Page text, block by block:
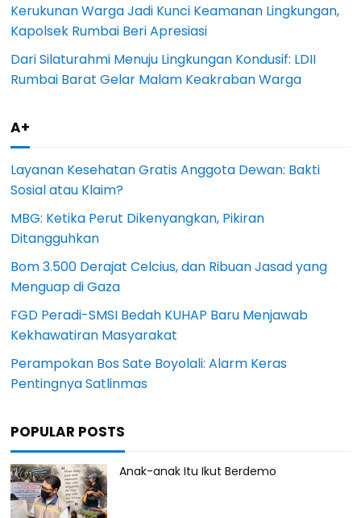
Kerukunan Warga Jadi Kunci Keamanan Lingkungan,
Kapolsek Rumbai Beri Apresiasi
Dari Silaturahmi Menuju Lingkungan Kondusif: LDII
Rumbai Barat Gelar Malam Keakraban Warga
A+
Layanan Kesehatan Gratis Anggota Dewan: Bakti
Sosial atau Klaim?
MBG: Ketika Perut Dikenyangkan, Pikiran
Ditangguhkan
Bom 3.500 Derajat Celcius, dan Ribuan Jasad yang
Menguap di Gaza
FGD Peradi-SMSI Bedah KUHAP Baru Menjawab
Kekhawatiran Masyarakat
Perampokan Bos Sate Boyolali: Alarm Keras
Pentingnya Satlinmas
POPULAR POSTS
Anak-anak Itu Ikut Berdemo